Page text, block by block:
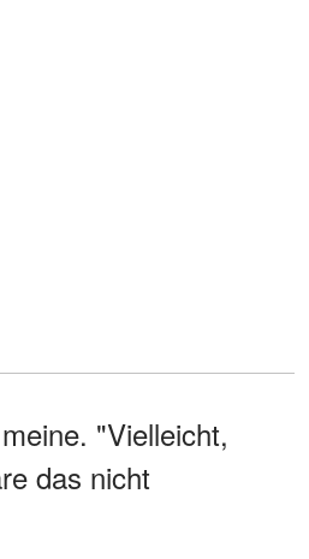
"Vielleicht,
das nicht